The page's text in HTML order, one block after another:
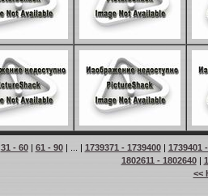
31 - 60| 61 - 90| ... | 1739371 - 1739400| 1739401
1802611 - 1802640|
<<